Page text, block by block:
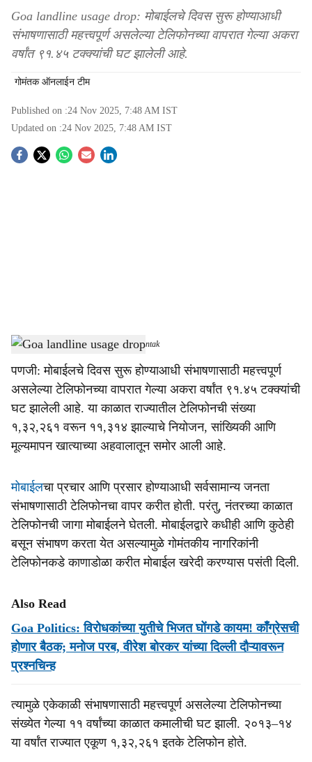
Goa landline usage drop: मोबाईलचे दिवस सुरू होण्‍याआधी
संभाषणासाठी महत्त्‍वपूर्ण असलेल्‍या टेलिफोनच्‍या वापरात गेल्‍या अकरा
वर्षांत ९१.४५ टक्‍क्‍यांची घट झालेली आहे.
गोमंतक ऑनलाईन टीम
Published on :24 Nov 2025, 7:48 AM IST
Updated on :24 Nov 2025, 7:48 AM IST
S
a
r
e
Goa landline usage drop-Dainik Gomantak
पणजी: मोबाईलचे दिवस सुरू होण्‍याआधी संभाषणासाठी महत्त्‍वपूर्ण
असलेल्‍या टेलिफोनच्‍या वापरात गेल्‍या अकरा वर्षांत ९१.४५ टक्‍क्‍यांची
घट झालेली आहे. या काळात राज्‍यातील टेलिफोनची संख्‍या
१,३२,२६१ वरून ११,३१४ झाल्‍याचे नियोजन, सांख्‍यिकी आणि
मूल्‍यमापन खात्‍याच्‍या अहवालातून समोर आली आहे.
मोबाईलचा प्रचार आणि प्रसार होण्‍याआधी सर्वसामान्‍य जनता
संभाषणासाठी टेलिफोनचा वापर करीत होती. परंतु, नंतरच्‍या काळात
टेलिफोनची जागा मोबाईलने घेतली. मोबाईलद्वारे कधीही आणि कुठेही
बसून संभाषण करता येत असल्‍यामुळे गोमंतकीय नागरिकांनी
टेलिफोनकडे काणाडोळा करीत मोबाईल खरेदी करण्‍यास पसंती दिली.
Also Read
Goa Politics: विरोधकांच्‍या युतीचे भिजत घोंगडे कायम! काँग्रेसची
होणार बैठक; मनोज परब, वीरेश बोरकर यांच्‍या दिल्ली दौऱ्यावरून
प्रश्‍‍नचिन्‍ह
त्‍यामुळे एकेकाळी संभाषणासाठी महत्त्‍वपूर्ण असलेल्‍या टेलिफोनच्‍या
संख्‍येत गेल्‍या ११ वर्षांच्‍या काळात कमालीची घट झाली. २०१३–१४
या वर्षांत राज्‍यात एकूण १,३२,२६१ इतके टेलिफोन होते.